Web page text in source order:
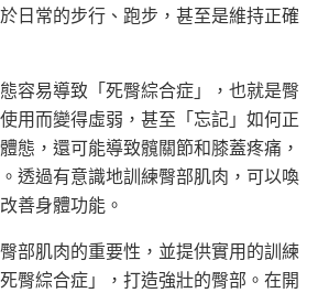
日常的步行、跑步，甚至是維持正確
容易導致「死臀綜合症」，也就是臀
用而變得虛弱，甚至「忘記」如何正
態，還可能導致髖關節和膝蓋疼痛，
透過有意識地訓練臀部肌肉，可以喚
善身體功能。
部肌肉的重要性，並提供實用的訓練
臀綜合症」，打造強壯的臀部。在開